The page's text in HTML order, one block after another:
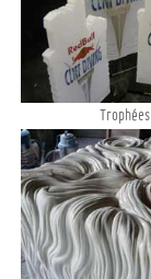
Trophées